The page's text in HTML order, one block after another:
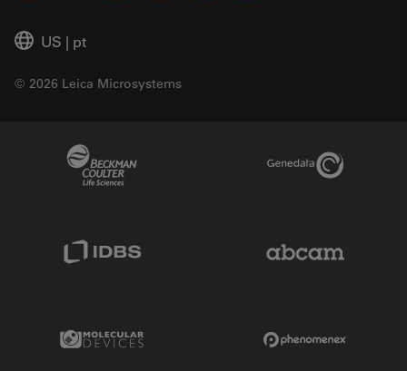
US | pt
© 2026 Leica Microsystems
Genedata Link
Molecular Devices Link